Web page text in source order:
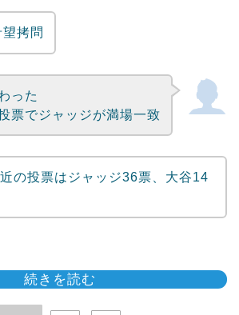
拷問
った
票でジャッジが満場一致
の投票はジャッジ36票、大谷14
続きを読む